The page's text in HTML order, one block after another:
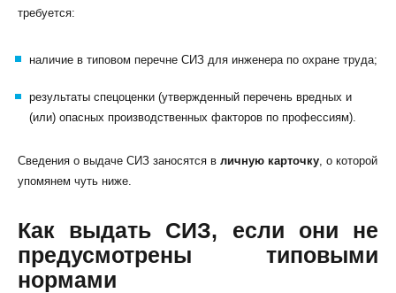
требуется:
наличие в типовом перечне СИЗ для инженера по охране труда;
результаты спецоценки (утвержденный перечень вредных и
(или) опасных производственных факторов по профессиям).
Сведения о выдаче СИЗ заносятся в личную карточку, о которой
упомянем чуть ниже.
Как выдать СИЗ, если они не
предусмотрены типовыми
нормами